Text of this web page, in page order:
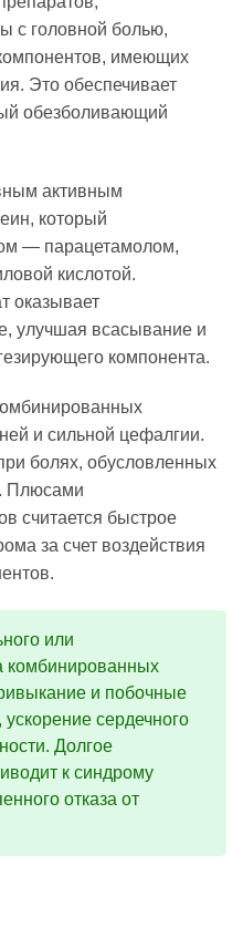
с головной болью,
имеющих
Это обеспечивает
обезболивающий
активным
который
— парацетамолом,
кислотой.
оказывает
улучшая всасывание и
компонента.
и сильной цефалгии.
болях, обусловленных
Плюсами
считается быстрое
за счет воздействия
или
комбинированных
и побочные
, ускорение сердечного
Долгое
к синдрому
отказа от